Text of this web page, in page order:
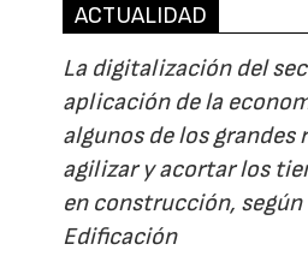
ACTUALIDAD
La digitalización del
aplicación de la
algunos de los grandes
agilizar y acortar los
en construcción,
Edificación